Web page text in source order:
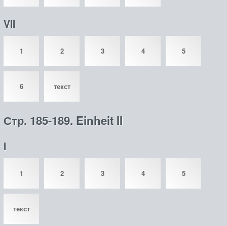
VII
1 2 3 4 5
6 текст
Стр. 185-189. Einheit II
I
1 2 3 4 5
текст